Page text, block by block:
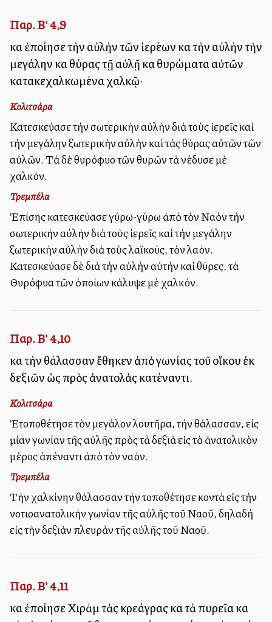
Παρ. Β' 4,9
καὶ ἐποίησε τὴν αὐλὴν τῶν ἱερέων καὶ τὴν αὐλὴν τὴν
μεγάλην καὶ θύρας τῇ αὐλῇ καὶ θυρώματα αὐτῶν
κατακεχαλκωμένα χαλκῷ·
Κολιτσάρα
Κατεσκεύασε τὴν ἐσωτερικὴν αὐλὴν διὰ τοὺς ἱερεῖς καὶ
τὴν μεγάλην ἐξωτερικὴν αὐλὴν καὶ τὰς θύρας αὐτῶν τῶν
αὐλῶν. Τὰ δὲ θυρόφυλλο τῶν θυρῶν τὰ ἐνέδυσε μὲ
χαλκόν.
Τρεμπέλα
Ἐπίσης κατεσκεύασε γύρω-γύρω ἀπὸ τὸν Ναὸν τὴν
ἐσωτερικὴν αὐλὴν διὰ τοὺς ἱερεῖς καὶ τὴν μεγάλην
ἐξωτερικὴν αὐλὴν διὰ τοὺς λαϊκούς, τὸν λαόν.
Κατεσκεύασε δὲ διὰ τὴν αὐλὴν αὐτὴν καὶ θύρες, τὰ
Θυρόφυλλα τῶν ὁποίων ἐκάλυψε μὲ χαλκόν.
Παρ. Β' 4,10
καὶ τὴν θάλασσαν ἔθηκεν ἀπὸ γωνίας τοῦ οἴκου ἐκ
δεξιῶν ὡς πρὸς ἀνατολὰς κατέναντι.
Κολιτσάρα
Ἐτοποθέτησε τὸν μεγάλον λουτῆρα, τὴν θάλασσαν, εἰς
μίαν γωνίαν τῆς αὐλῆς πρὸς τὰ δεξιὰ εἰς τὸ ἀνατολικὸν
μέρος ἀπέναντι ἀπὸ τὸν ναόν.
Τρεμπέλα
Τὴν χαλκίνην θάλασσαν τὴν ἐτοποθέτησε κοντὰ εἰς τὴν
νοτιοανατολικὴν γωνίαν τῆς αὐλῆς τοῦ Ναοῦ, δηλαδὴ
εἰς τὴν δεξιὰν πλευρὰν τῆς αὐλῆς τοῦ Ναοῦ.
Παρ. Β' 4,11
καὶ ἐποίησε Χιρὰμ τὰς κρεάγρας καὶ τὰ πυρεῖα καὶ